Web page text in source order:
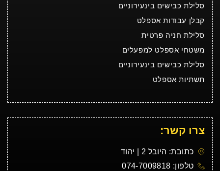
סלילת כבישים בינעירוניים
קבלן עבודות אספלט
סלילת חניה פרטית
משטחי אספלט למפעלים
סלילת כבישים בינעירוניים
תשתיות אספלט
צרו קשר:
כתובת: היובל 2 | יהוד
טלפון: 074-7009818